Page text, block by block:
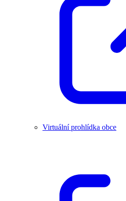
Virtuální prohlídka obce